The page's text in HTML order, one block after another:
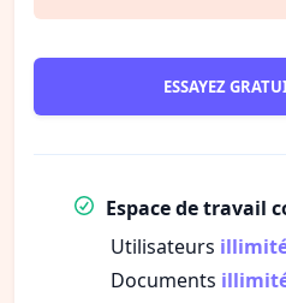
ESSAYEZ
Espace de travail
Utilisateurs
Documents